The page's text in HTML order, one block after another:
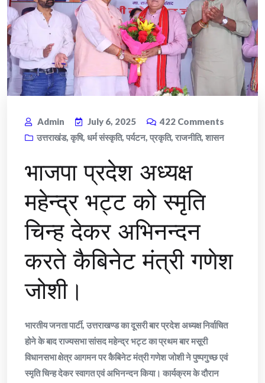
Admin July 6, 2025 422 Comments
उत्तराखंड, कृषि, धर्म संस्कृति, पर्यटन, प्रकृति, राजनीति, शासन
भाजपा प्रदेश अध्यक्ष
महेन्द्र भट्ट को स्मृति
चिन्ह देकर अभिनन्दन
करते कैबिनेट मंत्री गणेश
जोशी।
भारतीय जनता पार्टी, उत्तराखण्ड का दूसरी बार प्रदेश अध्यक्ष निर्वाचित
होने के बाद राज्यसभा सांसद महेन्द्र भट्ट का प्रथम बार मसूरी
विधानसभा क्षेत्र आगमन पर कैबिनेट मंत्री गणेश जोशी ने पुष्पगुच्छ एवं
स्मृति चिन्ह देकर स्वागत एवं अभिनन्दन किया। कार्यक्रम के दौरान